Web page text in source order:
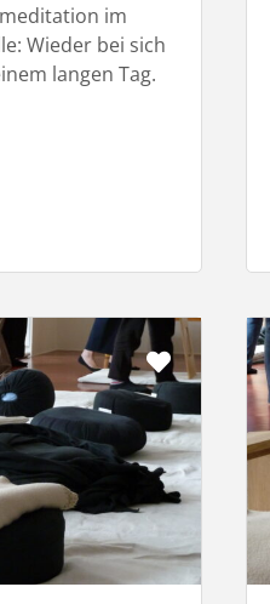
im
Wieder bei sich
langen Tag.
Favorit